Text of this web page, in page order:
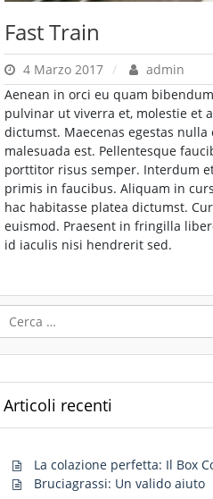
Fast Train
4 Marzo 2017
admin
Aenean in orci eu quam
pulvinar ut viverra et, molestie et
dictumst. Maecenas egestas
malesuada est. Pellentesque
porttitor risus semper. Interdum
primis in faucibus. Aliquam in
hac habitasse platea dictumst.
euismod. Praesent in fringilla
id iaculis nisi hendrerit sed.
Articoli recenti
La colazione perfetta: Il Box
Bruciagrassi: Un valido aiuto